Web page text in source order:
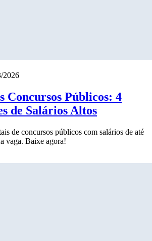
2026
Concursos Públicos: 4
de Salários Altos
de concursos públicos com salários de até
vaga. Baixe agora!